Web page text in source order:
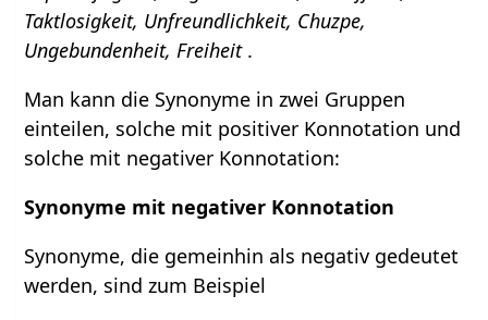
Taktlosigkeit, Unfreundlichkeit, Chuzpe,
Ungebundenheit, Freiheit .
Man kann die Synonyme in zwei Gruppen
einteilen, solche mit positiver Konnotation und
solche mit negativer Konnotation:
Synonyme mit negativer Konnotation
Synonyme, die gemeinhin als negativ gedeutet
werden, sind zum Beispiel